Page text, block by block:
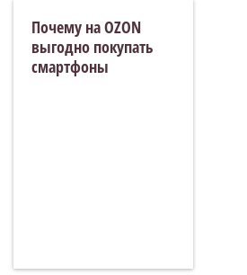
Почему на OZON
выгодно покупать
смартфоны